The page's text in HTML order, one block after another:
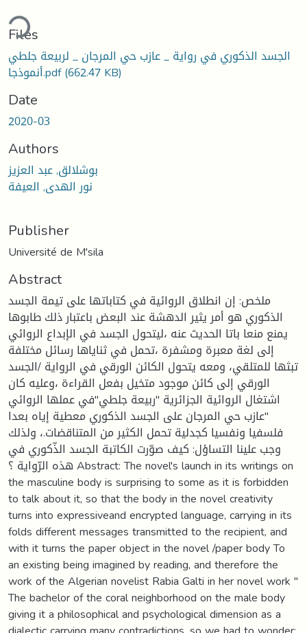
Files
الجسد الذكوري في رواية _ عازب حي المرجان _ لربيعة جلطي
أنموذجا.pdf(662.47 KB)
Date
2020-03
Authors
بوشلالق, عبد العزيز
نور الهدى, العيفة
Publisher
Université de M'sila
Abstract
ملخص: إن انطلاق الروائية في كتاباتها على تيمة الجسد
الذكوري هو أمر يثير الدهشة عند البعض باعتبار ذلك طابوها
يمنع منعا باتا الحديث عنه ،ليتحول الجسد في الإبداع الروائي
إلى لغة معبرة ومشفرة ،تحمل في ثناياها رسائل مختلفة
تبثها للمتلقي، ومعه يتحول الكائن الورقي في الرواية /الجسد
الورقي إلى كائن موجود متخيل بفعل القراءة ،وعليه كان
اشتغال الروائية الجزائرية "ربيعة جلطي"في عملها الروائي
"عازب حي المرجان على الجسد الذكوري معطية إياه بعدا
فلسفيا ونفسيا كجدلية تحمل الكثير من المتناقضات.، ولذلك
وجب علينا التساؤل: كيف صوّرت الكاتبة الجسد الذّكوري في
هذه الرّواية ؟ Abstract: The novel's launch in its writings on
the masculine body is surprising to some as it is forbidden
to talk about it, so that the body in the novel creativity
turns into expressiveand encrypted language, carrying in its
folds different messages transmitted to the recipient, and
with it turns the paper object in the novel /paper body To
an existing being imagined by reading, and therefore the
work of the Algerian novelist Rabia Galti in her novel work "
The bachelor of the coral neighborhood on the male body
giving it a philosophical and psychological dimension as a